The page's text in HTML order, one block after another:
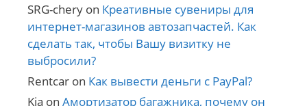
SRG-chery on Креативные сувениры для
интернет-магазинов автозапчастей. Как
сделать так, чтобы Вашу визитку не
выбросили?
Rentcar on Как вывести деньги с PayPal?
Kia on Амортизатор багажника, почему он